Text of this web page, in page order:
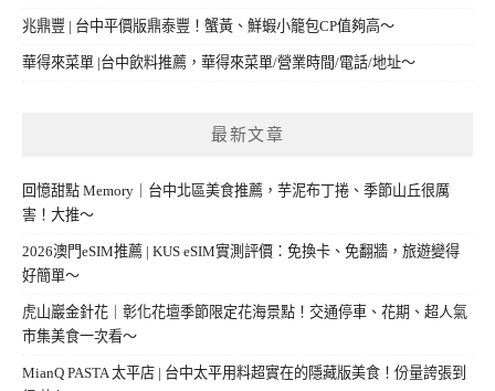
兆鼎豐 | 台中平價版鼎泰豐！蟹黃、鮮蝦小籠包CP值夠高～
華得來菜單 |台中飲料推薦，華得來菜單/營業時間/電話/地址～
最新文章
回憶甜點 Memory｜台中北區美食推薦，芋泥布丁捲、季節山丘很厲
害！大推～
2026澳門eSIM推薦 | KUS eSIM實測評價：免換卡、免翻牆，旅遊變得
好簡單～
虎山巖金針花｜彰化花壇季節限定花海景點！交通停車、花期、超人氣
市集美食一次看～
MianQ PASTA 太平店 | 台中太平用料超實在的隱藏版美食！份量誇張到